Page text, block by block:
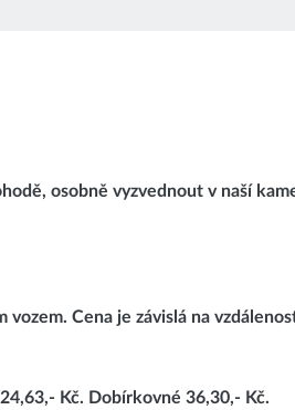
osobně vyzvednout v naší
vozem. Cena je závislá na
Kč. Dobírkovné 36,30,- Kč.